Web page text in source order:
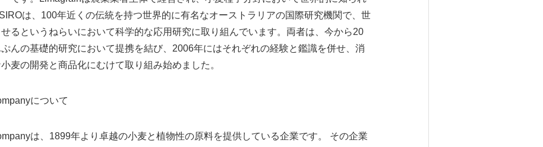
は、100年近くの伝統を持つ世界的に有名なオーストラリアの国際研究機関で、世
るというねらいにおいて科学的な応用研究に取り組んでいます。両者は、今から20
んの基礎的研究において提携を結び、2006年にはそれぞれの経験と鑑識を併せ、消
麦の開発と商品化にむけて取り組み始めました。
について
は、1899年より卓越の小麦と植物性の原料を提供している企業です。 その企業
English